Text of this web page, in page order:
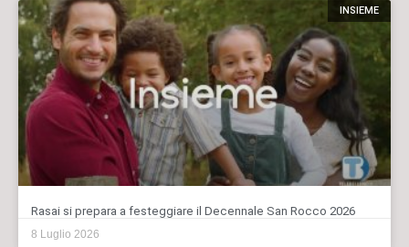
INSIEME
Rasai si prepara a festeggiare il Decennale San Rocco 2026
8 Luglio 2026